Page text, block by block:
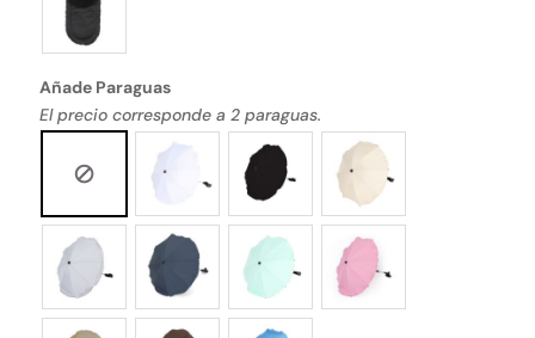
Añade Paraguas
El precio corresponde a 2 paraguas.